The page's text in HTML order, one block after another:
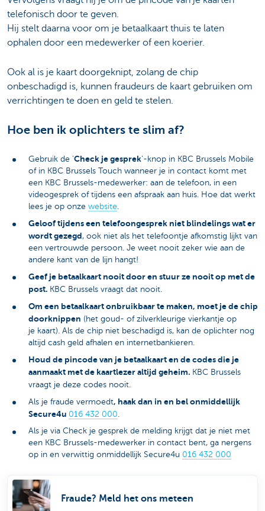
telefonisch door te geven.
Hij stelt daarna voor om je betaalkaart thuis te laten
ophalen door een medewerker of een koerier.
Ook al is je kaart doorgeknipt, zolang de chip
onbeschadigd is, kunnen fraudeurs de kaart gebruiken om
verrichtingen te doen en geld te stelen.
Hoe ben ik oplichters te slim af?
Gebruik de 'Check je gesprek'-knop in KBC Brussels Mobile
of in KBC Brussels Touch wanneer je in contact komt met
een KBC Brussels-medewerker: aan de telefoon, in een
videogesprek of tijdens een afspraak aan huis. Hoe dat werkt
lees je op onze website.
Geloof tijdens een telefoongesprek niet blindelings wat er
wordt gezegd, ook niet als het telefoontje afkomstig lijkt van
een vertrouwde persoon. Je weet nooit zeker wie aan de
andere kant van de lijn hangt!
Geef je betaalkaart nooit door en stuur ze nooit op met de
post. KBC Brussels vraagt dat nooit.
Om een betaalkaart onbruikbaar te maken, moet je de chip
doorknippen (het goud- of zilverkleurige vierkantje op
je kaart). Als de chip niet beschadigd is, kan de oplichter nog
altijd cash geld afhalen en internetbankieren.
Houd de pincode van je betaalkaart en de codes die je
aanmaakt met de kaartlezer altijd geheim. KBC Brussels
vraagt je deze codes nooit.
Als je fraude vermoedt, haak dan in en bel onmiddellijk
Secure4u 016 432 000.
Als je via Check je gesprek de melding krijgt dat je niet met
een KBC Brussels-medewerker in contact bent, ga nergens
op in en verwittig onmiddellijk Secure4u 016 432 000
Fraude? Meld het ons meteen